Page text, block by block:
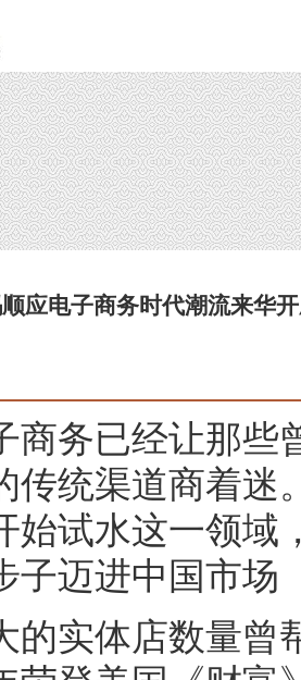
应电子商务时代潮流来华
务已经让那些
传统渠道商着迷
始试水这一领域
子迈进中国市场
实体店数量曾